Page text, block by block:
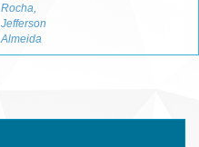
Rocha,
Jefferson
Almeida